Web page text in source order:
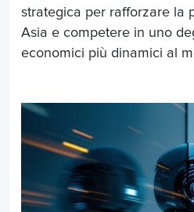
strategica per rafforzare la
Asia e competere in uno
economici più dinamici al